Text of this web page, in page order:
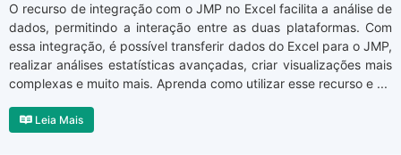
O recurso de integração com o JMP no Excel facilita a análise de
dados, permitindo a interação entre as duas plataformas. Com
essa integração, é possível transferir dados do Excel para o JMP,
realizar análises estatísticas avançadas, criar visualizações mais
complexas e muito mais. Aprenda como utilizar esse recurso e ...
Leia Mais